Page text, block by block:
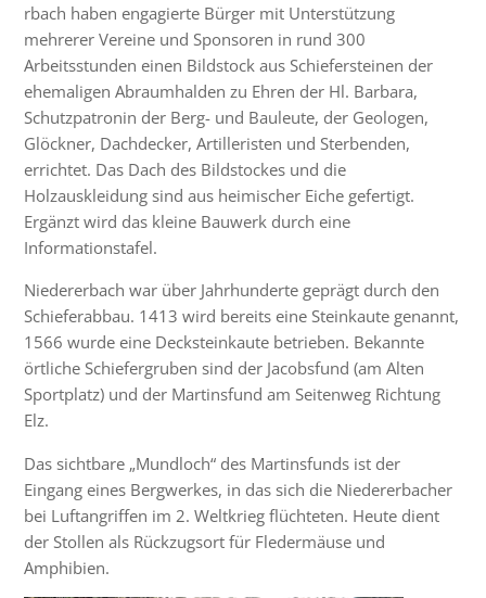
rbach haben engagierte Bürger mit Unterstützung
mehrerer Vereine und Sponsoren in rund 300
Arbeitsstunden einen Bildstock aus Schiefersteinen der
ehemaligen Abraumhalden zu Ehren der Hl. Barbara,
Schutzpatronin der Berg- und Bauleute, der Geologen,
Glöckner, Dachdecker, Artilleristen und Sterbenden,
errichtet. Das Dach des Bildstockes und die
Holzauskleidung sind aus heimischer Eiche gefertigt.
Ergänzt wird das kleine Bauwerk durch eine
Informationstafel.
Niedererbach war über Jahrhunderte geprägt durch den
Schieferabbau. 1413 wird bereits eine Steinkaute genannt,
1566 wurde eine Decksteinkaute betrieben. Bekannte
örtliche Schiefergruben sind der Jacobsfund (am Alten
Sportplatz) und der Martinsfund am Seitenweg Richtung
Elz.
Das sichtbare „Mundloch“ des Martinsfunds ist der
Eingang eines Bergwerkes, in das sich die Niedererbacher
bei Luftangriffen im 2. Weltkrieg flüchteten. Heute dient
der Stollen als Rückzugsort für Fledermäuse und
Amphibien.